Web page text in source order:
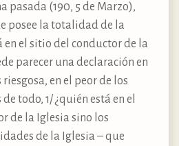
pasada (190, 5 de Marzo),
posee la totalidad de la
en el sitio del conductor de la
parecer una declaración en
en el peor de los
todo, 1/ ¿quién está en el
de la Iglesia sino los
de la Iglesia – que